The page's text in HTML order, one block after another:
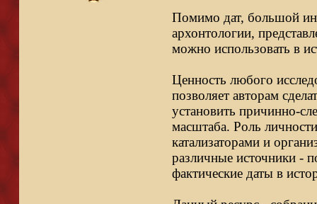
Помимо дат, большой
архонтологии,
можно использовать в
Ценность любого
позволяет авторам
установить причинно-
масштаба. Роль
катализаторами и
различные источники -
фактические даты в